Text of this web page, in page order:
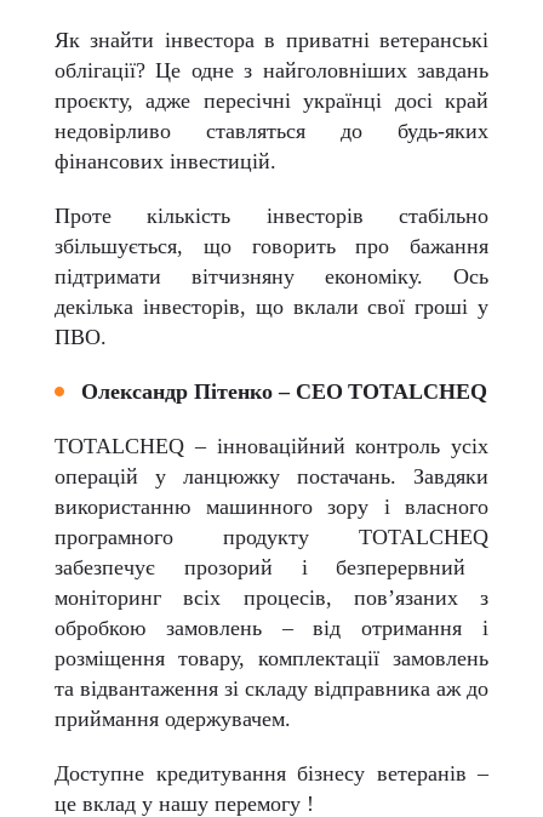
Як знайти інвестора в приватні ветеранські
облігації? Це одне з найголовніших завдань
проєкту, адже пересічні українці досі край
недовірливо ставляться до будь-яких
фінансових інвестицій.
Проте кількість інвесторів стабільно
збільшується, що говорить про бажання
підтримати вітчизняну економіку. Ось
декілька інвесторів, що вклали свої гроші у
ПВО.
Олександр Пітенко – CEO TOTALCHEQ
TOTALCHEQ – інноваційний контроль усіх
операцій у ланцюжку постачань. Завдяки
використанню машинного зору і власного
програмного продукту TOTALCHEQ
забезпечує прозорий і безперервний
моніторинг всіх процесів, пов’язаних з
обробкою замовлень – від отримання і
розміщення товару, комплектації замовлень
та відвантаження зі складу відправника аж до
приймання одержувачем.
Доступне кредитування бізнесу ветеранів –
це вклад у нашу перемогу !